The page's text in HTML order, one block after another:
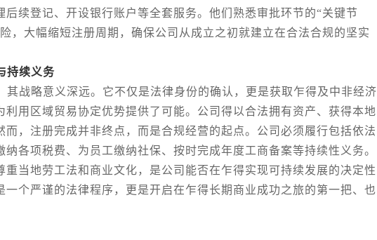
后续登记、开设银行账户等全套服务。他们熟悉审批环节的“关键节
，大幅缩短注册周期，确保公司从成立之初就建立在合法合规的坚实
持续义务
略意义深远。它不仅是法律身份的确认，更是获取乍得及中非经济
利用区域贸易协定优势提供了可能。公司得以合法拥有资产、获得本地
而，注册完成并非终点，而是合规经营的起点。公司必须履行包括依法
各项税费、为员工缴纳社保、按时完成年度工商备案等持续性义务。
重当地劳工法和商业文化，是公司能否在乍得实现可持续发展的决定性
一个严谨的法律程序，更是开启在乍得长期商业成功之旅的第一把、也